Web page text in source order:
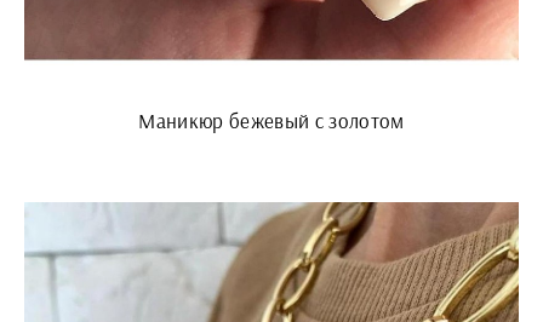
Маникюр бежевый с золотом